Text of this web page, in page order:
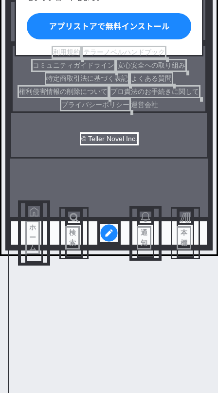
コメディ
利用規約 テラーノベルハンドブック
コミュニティガイドライン 安心安全への取り組み
特定商取引法に基づく表記 よくある質問
権利侵害情報の削除について プロ責法のお手続きに関して
プライバシーポリシー 運営会社
© Teller Novel Inc.
ホ
ー
ム
検
索
通
知
本
棚